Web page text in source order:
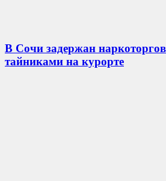
В Сочи задержан
тайниками на курорте